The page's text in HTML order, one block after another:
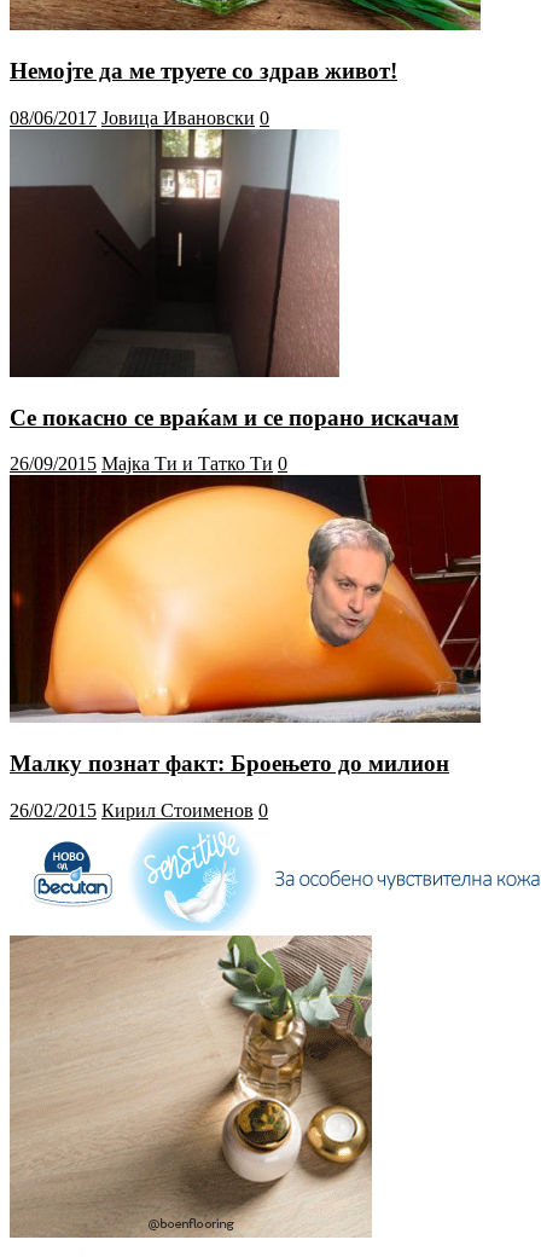
Немојте да ме труете со здрав живот!
08/06/2017 Јовица Ивановски 0
Се покасно се враќам и се порано искачам
26/09/2015 Мајка Ти и Татко Ти 0
Малку познат факт: Броењето до милион
26/02/2015 Кирил Стоименов 0